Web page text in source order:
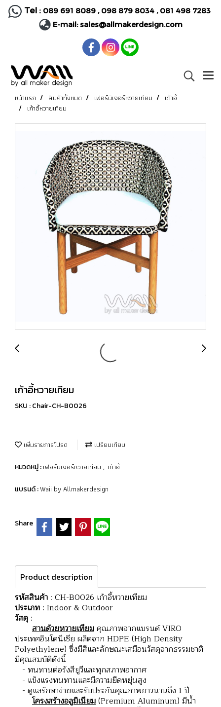
Tel : 089 691 8089, 098 879 8034 , 081 498 7283
E-mail:sales@allmakerdesign.com
หน้าแรก สินค้าทั้งหมด เฟอร์นิเจอร์หวายเทียม
เก้าอี้
เก้าอี้หวายเทียม
เก้าอี้หวายเทียม
SKU : Chair-CH-B0026
เพิ่มรายการโปรด เปรียบเทียบ
หมวดหมู่ :เฟอร์นิเจอร์หวายเทียม , เก้าอี้
แบรนด์ :Waii by Allmakerdesign
Share
Product description
รหัสสินค้า : CH-B0026 เก้าอี้หวายเทียม
ประเภท : Indoor & Outdoor
วัสดุ :
สานด้วยหวายเทียมคุณภาพจากแบรนด์ VIRO
ประเทศอินโดนีเซีย ผลิตจาก HDPE (High Density
Polyethylene) ซึ่งมีสีและลักษณะเสมือนวัสดุจากธรรมชาติ
มีคุณสมบัติดังนี้
- ทนทานต่อรังสียูวีและทุกสภาพอากาศ
- แข็งแรงทนทานและมีความยืดหยุ่นสูง
- ดูแลรักษาง่ายและรับประกันคุณภาพยาวนานถึง 1 ปี
โครงสร้างอลูมิเนียม(Premium Aluminum) มีน้ำ